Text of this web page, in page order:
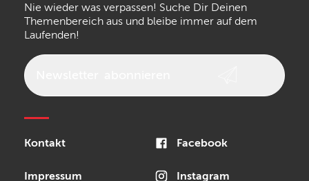
Walrus Audio Epiphone
Nie wieder was verpassen! Suche Dir Deinen
Themenbereich aus und bleibe immer auf dem
Laufenden!
Kontakt
Impressum
Facebook
Instagram